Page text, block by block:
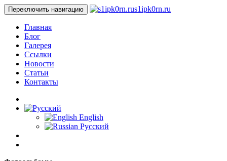
Переключить навигацию s1ipk0rn.ru
Главная
Блог
Галерея
Ссылки
Новости
Статьи
Контакты
English
Русский